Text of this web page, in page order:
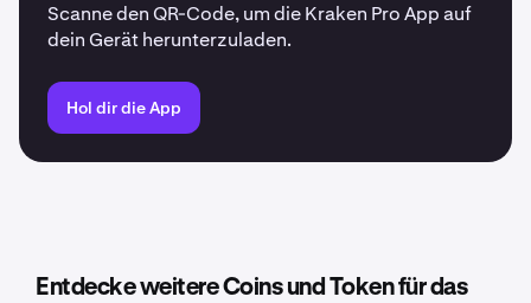
Scanne den QR-Code, um die Kraken Pro App auf
dein Gerät herunterzuladen.
Hol dir die App
Entdecke weitere Coins und Token für das